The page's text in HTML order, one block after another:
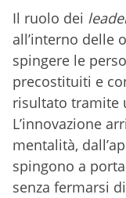
Il ruolo dei
all’interno delle
spingere le
precostituiti e
risultato tramite
L’innovazione
mentalità,
spingono a
senza fermarsi